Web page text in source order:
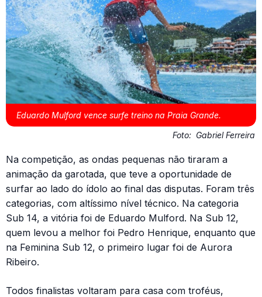
Eduardo Mulford vence surfe treino na Praia Grande.
Foto: Gabriel Ferreira
Na competição, as ondas pequenas não tiraram a
animação da garotada, que teve a oportunidade de
surfar ao lado do ídolo ao final das disputas. Foram três
categorias, com altíssimo nível técnico. Na categoria
Sub 14, a vitória foi de Eduardo Mulford. Na Sub 12,
quem levou a melhor foi Pedro Henrique, enquanto que
na Feminina Sub 12, o primeiro lugar foi de Aurora
Ribeiro.
Todos finalistas voltaram para casa com troféus,